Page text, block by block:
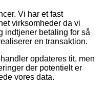
Vi har et fast
virksomheder da vi
indtjener betaling for så
en transaktion.
opdateres tit, men
der potentielt er
vores data.